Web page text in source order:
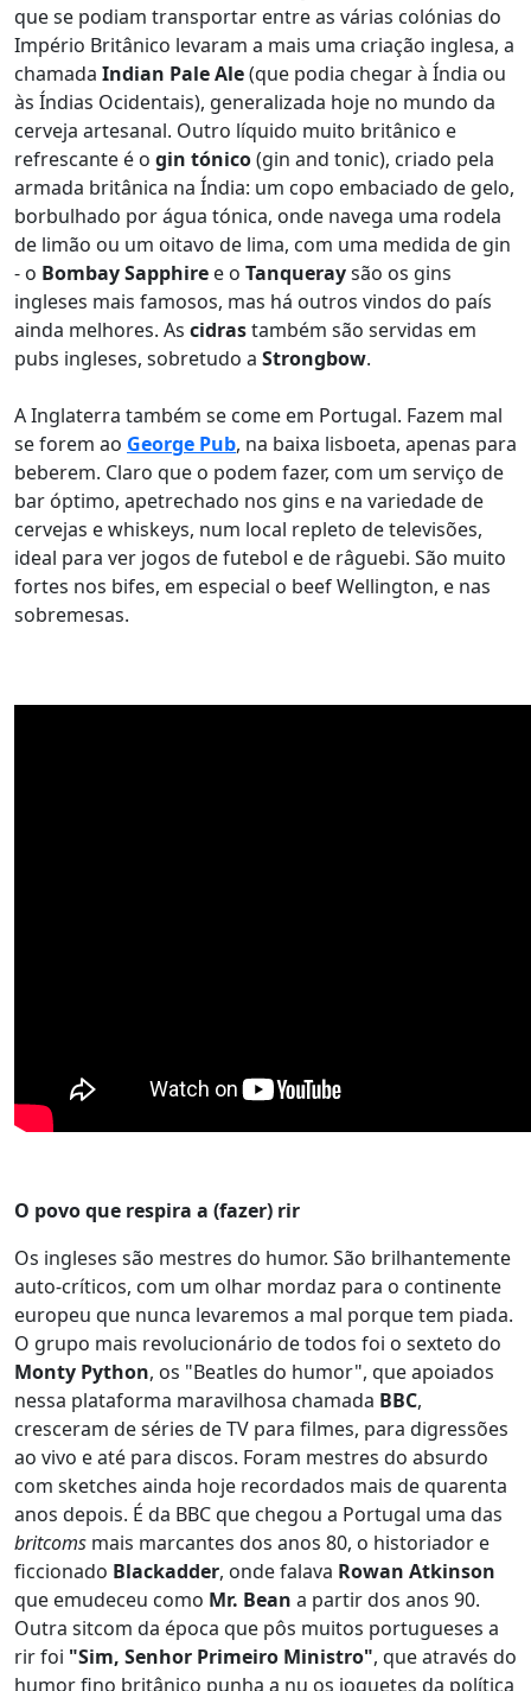
que se podiam transportar entre as várias colónias do
Império Britânico levaram a mais uma criação inglesa, a
chamada Indian Pale Ale(que podia chegar à Índia ou
às Índias Ocidentais), generalizada hoje no mundo da
cerveja artesanal. Outro líquido muito britânico e
refrescante é o gin tónico(gin and tonic), criado pela
armada britânica na Índia: um copo embaciado de gelo,
borbulhado por água tónica, onde navega uma rodela
de limão ou um oitavo de lima, com uma medida de gin
- o Bombay Sapphire e o Tanqueraysão os gins
ingleses mais famosos, mas há outros vindos do país
ainda melhores. As cidrastambém são servidas em
pubs ingleses, sobretudo a Strongbow.
A Inglaterra também se come em Portugal. Fazem mal
se forem ao George Pub, na baixa lisboeta, apenas para
beberem. Claro que o podem fazer, com um serviço de
bar óptimo, apetrechado nos gins e na variedade de
cervejas e whiskeys, num local repleto de televisões,
ideal para ver jogos de futebol e de râguebi. São muito
fortes nos bifes, em especial o beef Wellington, e nas
sobremesas.
O povo que respira a (fazer) rir
Os ingleses são mestres do humor. São brilhantemente
auto-críticos, com um olhar mordaz para o continente
europeu que nunca levaremos a mal porque tem piada.
O grupo mais revolucionário de todos foi o sexteto do
Monty Python, os "Beatles do humor", que apoiados
nessa plataforma maravilhosa chamada BBC,
cresceram de séries de TV para filmes, para digressões
ao vivo e até para discos. Foram mestres do absurdo
com sketches ainda hoje recordados mais de quarenta
anos depois. É da BBC que chegou a Portugal uma das
britcoms mais marcantes dos anos 80, o historiador e
ficcionado Blackadder, onde falava Rowan Atkinson
que emudeceu como Mr. Bean a partir dos anos 90.
Outra sitcom da época que pôs muitos portugueses a
rir foi "Sim, Senhor Primeiro Ministro", que através do
humor fino britânico punha a nu os joguetes da política